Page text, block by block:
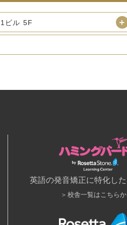
ビル 5F
英語の発音矯正に特化し
校舎一覧はこちらか